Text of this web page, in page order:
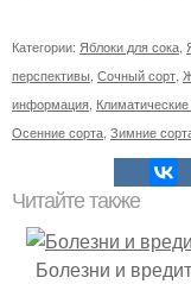
Категории: Яблоки для сока
перспективы Сочный сорт
информация
Осенние сорта Зимние
Читайте также
Болезни и